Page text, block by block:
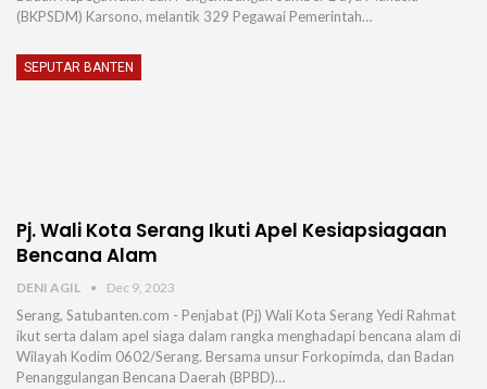
(BKPSDM) Karsono, melantik 329 Pegawai Pemerintah…
SEPUTAR BANTEN
Pj. Wali Kota Serang Ikuti Apel Kesiapsiagaan
Bencana Alam
DENI AGIL Dec 9, 2023
Serang, Satubanten.com - Penjabat (Pj) Wali Kota Serang Yedi Rahmat
ikut serta dalam apel siaga dalam rangka menghadapi bencana alam di
Wilayah Kodim 0602/Serang. Bersama unsur Forkopimda, dan Badan
Penanggulangan Bencana Daerah (BPBD)…